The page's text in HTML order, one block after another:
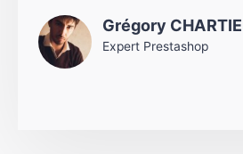
Grégory
Expert Prestashop